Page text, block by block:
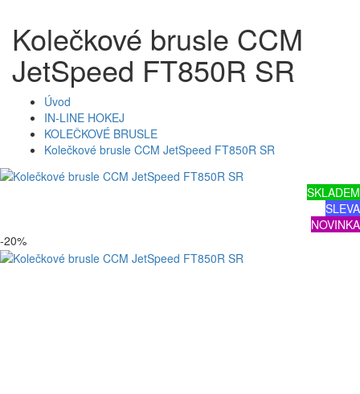
Kolečkové brusle CCM
JetSpeed FT850R SR
Úvod
IN-LINE HOKEJ
KOLEČKOVÉ BRUSLE
Kolečkové brusle CCM JetSpeed FT850R SR
SKLADEM
SLEVA
NOVINKA
-20%